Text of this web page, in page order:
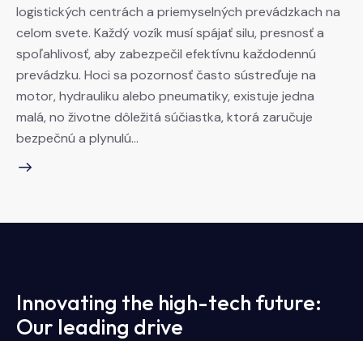
logistických centrách a priemyselných prevádzkach na
celom svete. Každý vozík musí spájať silu, presnosť a
spoľahlivosť, aby zabezpečil efektívnu každodennú
prevádzku. Hoci sa pozornosť často sústreďuje na
motor, hydrauliku alebo pneumatiky, existuje jedna
malá, no životne dôležitá súčiastka, ktorá zaručuje
bezpečnú a plynulú…
Innovating the high-tech future:
Our leading drive